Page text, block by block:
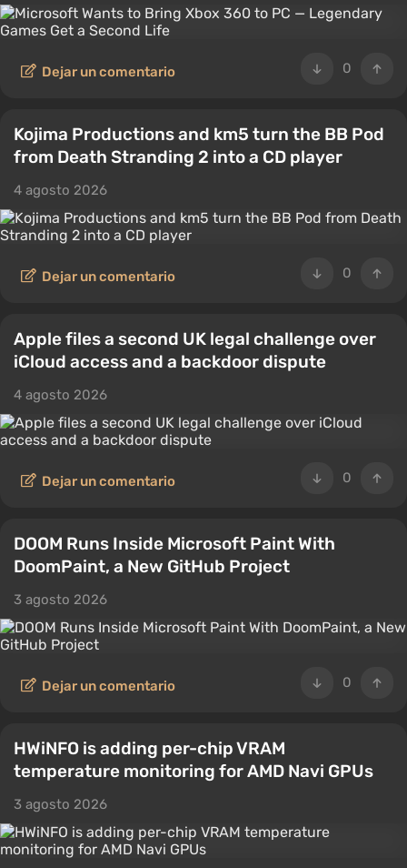
0
Dejar un comentario
Kojima Productions and km5 turn the BB Pod
from Death Stranding 2 into a CD player
4 agosto 2026
0
Dejar un comentario
Apple files a second UK legal challenge over
iCloud access and a backdoor dispute
4 agosto 2026
0
Dejar un comentario
DOOM Runs Inside Microsoft Paint With
DoomPaint, a New GitHub Project
3 agosto 2026
0
Dejar un comentario
HWiNFO is adding per-chip VRAM
temperature monitoring for AMD Navi GPUs
3 agosto 2026